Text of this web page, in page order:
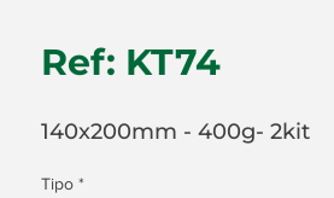
Ref: KT74
140x200mm - 400g- 2kit
Tipo *